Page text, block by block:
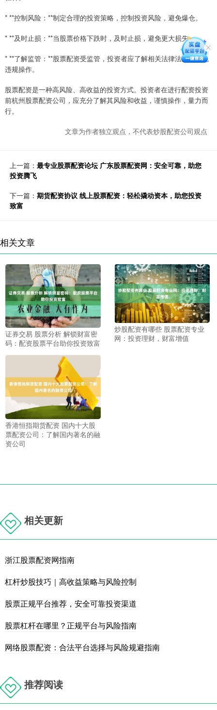
* **控制风险：**制定合理的投资策略，控制投资风险，避免爆仓。
* **及时止损：**当股票价格下跌时，及时止损，避免更大损失。
* **了解监管：**股票配资受监管，投资者应了解相关法律法规，避免
违规操作。
股票配资是一种高风险、高收益的投资方式。投资者在进行配资投资
前杭州股票配资公司，应充分了解其风险和收益，谨慎操作，量力而
行。
文章为作者独立观点，不代表炒股配资公司观点
上一篇： 最专业股票配资论坛 广东股票配资网：安全可靠，助您
投资腾飞
下一篇： 期货配资协议 线上股票配资：轻松撬动资本，助您投资
致富
相关文章
证券交易 股票分析 解锁财富密
码：配资股票平台助你投资致富
炒股配资有哪些 股票配资专业
网：投资理财，财富增值
香港恒指期货配资 国内十大股
票配资公司：了解国内著名的融
资公司
相关更新
浙江股票配资网指南
杠杆炒股技巧｜高收益策略与风险控制
股票正规平台推荐，安全可靠投资渠道
股票杠杆在哪里？正规平台与风险指南
网络股票配资：合法平台选择与风险规避指南
推荐阅读